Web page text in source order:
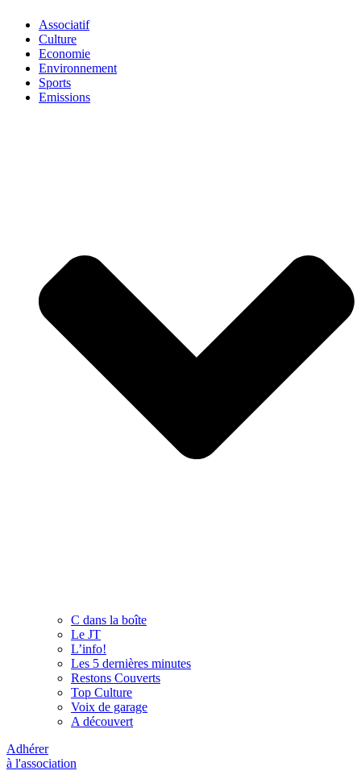
Associatif
Culture
Economie
Environnement
Sports
Emissions
C dans la boîte
Le JT
L’info!
Les 5 dernières minutes
Restons Couverts
Top Culture
Voix de garage
A découvert
Adhérer
à l'association